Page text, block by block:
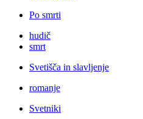
Po smrti
hudič
smrt
Svetišča in slavljenje
romanje
Svetniki